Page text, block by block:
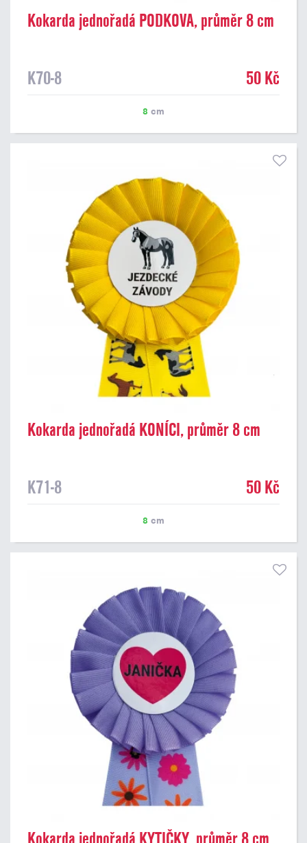
Kokarda jednořadá PODKOVA, průměr 8 cm
K70-8 50 Kč
8 cm
Kokarda jednořadá KONÍCI, průměr 8 cm
K71-8 50 Kč
8 cm